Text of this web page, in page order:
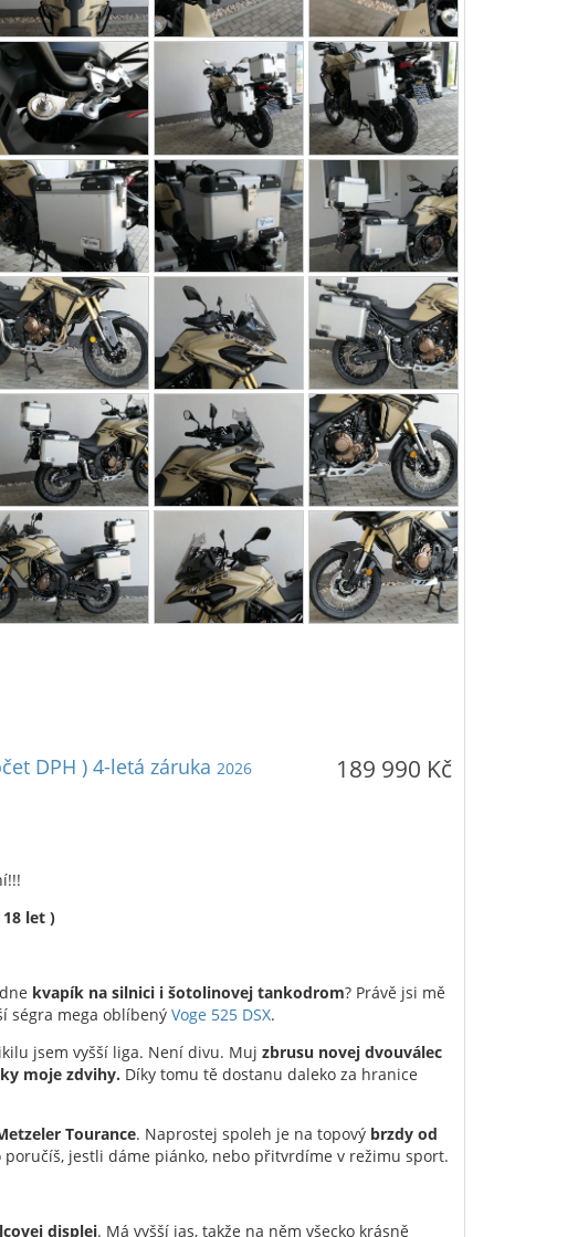
189 990 Kč
DPH ) 4-letá záruka 2026
let )
kvapík na silnici i šotolinovej tankodrom? Právě jsi mě
ségra mega oblíbený Voge 525 DSX.
jsem vyšší liga. Není divu. Muj zbrusu novej dvouválec
moje zdvihy. Díky tomu tě dostanu daleko za hranice
Tourance. Naprostej spoleh je na topový brzdy od
poručíš, jestli dáme piánko, nebo přitvrdíme v režimu sport.
displej. Má vyšší jas, takže na něm všecko krásně